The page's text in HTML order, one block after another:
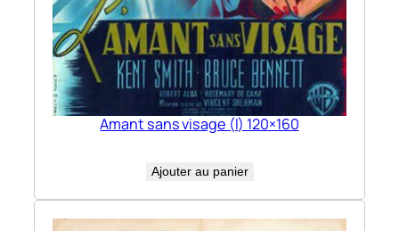
Amant sans visage (l) 120×160
Ajouter au panier